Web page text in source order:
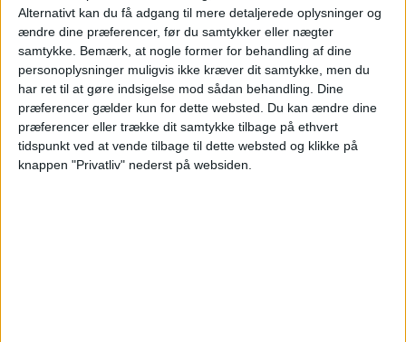
Alternativt kan du få adgang til mere detaljerede oplysninger og
ændre dine præferencer, før du samtykker eller nægter
samtykke. Bemærk, at nogle former for behandling af dine
personoplysninger muligvis ikke kræver dit samtykke, men du
har ret til at gøre indsigelse mod sådan behandling. Dine
præferencer gælder kun for dette websted. Du kan ændre dine
præferencer eller trække dit samtykke tilbage på ethvert
tidspunkt ved at vende tilbage til dette websted og klikke på
knappen "Privatliv" nederst på websiden.
dobbeltseng med eget bad/toilet, TV, minibar og
trådløst internet. Strandhotellet ligger i
Falkenberg, der er en populær
sommerdestination for strandglade gæster.
Hotellet ligger blot 2 km fra byens centrum, der
har en super fin “Gamla Stan” samt et
spændende udvalg af butikker og restauranter.
Hotellet ligger også ud til den store Skrea Strand,